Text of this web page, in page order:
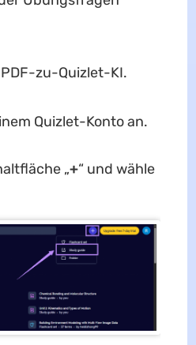
zu-Quizlet-KI.
Quizlet-Konto an.
„+“ und wähle